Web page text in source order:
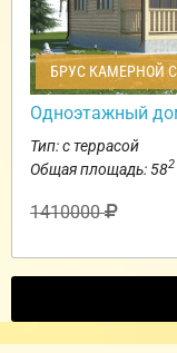
БРУС КАМЕРНОЙ
Одноэтажный
Тип: с террасой
Общая площадь: 582
1410000